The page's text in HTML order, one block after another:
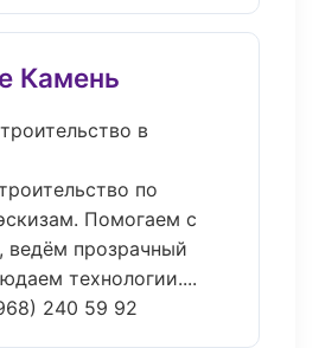
Камень
в
по
Помогаем с
ведём прозрачный
технологии....
240 59 92